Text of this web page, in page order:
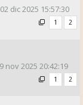
02 dic 2025 15:57:30
1 2
nov 2025 20:42:19
1 2